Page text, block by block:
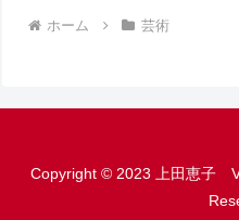
ホーム 芸術
Copyright © 2023 上田恵子